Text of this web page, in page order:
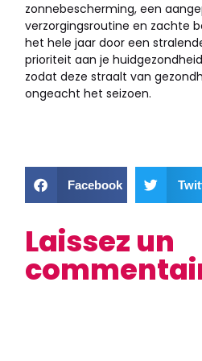
zonnebescherming, een
verzorgingsroutine en zachte
het hele jaar door een
prioriteit aan je
zodat deze straalt van
ongeacht het seizoen.
Facebook
Laissez un